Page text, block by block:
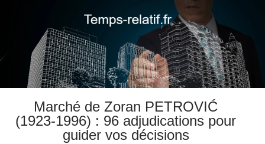
Marché de Zoran PETROVIĆ
(1923‑1996) : 96 adjudications pour
guider vos décisions